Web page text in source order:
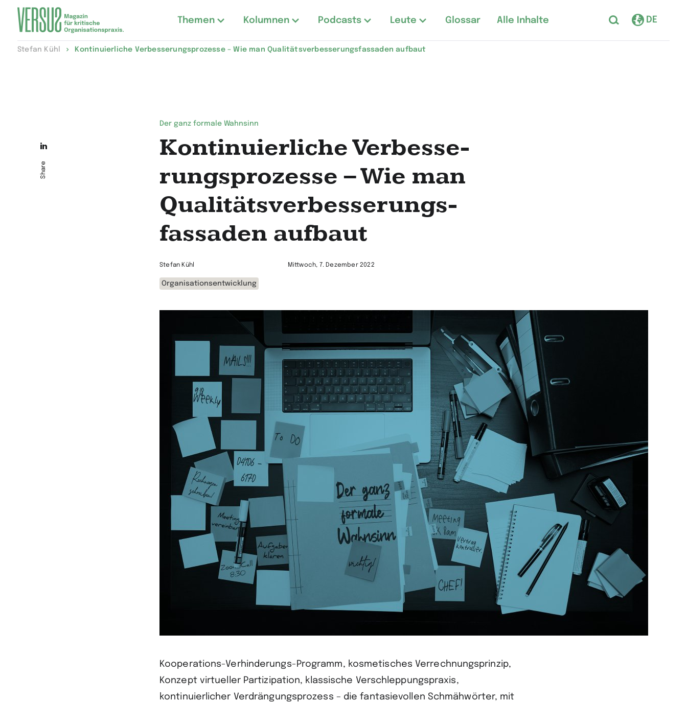
Zur
Themen Kolumnen Podcasts Leute Glossar Alle Inhalte DE
Stefan Kühl Kontinuierliche Verbesse­rungsprozesse – Wie man Qualitätsverbesserungs­fassaden aufbaut
Der ganz formale Wahnsinn
Kontinuierliche Verbesse­
rungsprozesse – Wie man
Qualitätsverbesserungs­
fassaden aufbaut
Stefan Kühl Mittwoch, 7. Dezember 2022
Organisationsentwicklung
Share
Kooperations-Verhinderungs-Programm, kosmetisches Verrechnungsprinzip,
Konzept virtueller Partizipation, klassische Verschleppungspraxis,
kontinuierlicher Verdrängungsprozess – die fantasievollen Schmähwörter, mit